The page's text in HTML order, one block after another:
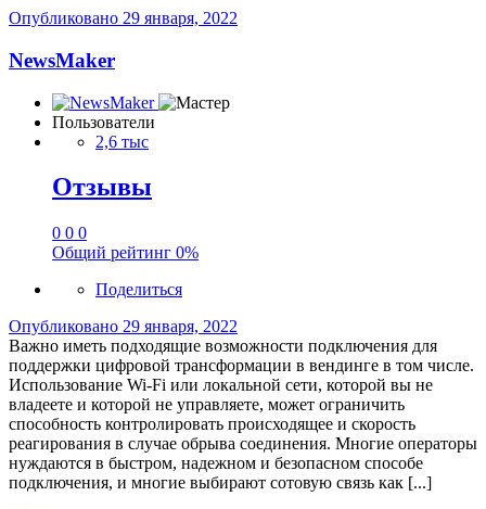
Опубликовано 29 января, 2022
NewsMaker
Пользователи
2,6 тыс
Отзывы
0 0 0
Общий рейтинг 0%
Поделиться
Опубликовано 29 января, 2022
Важно иметь подходящие возможности подключения для
поддержки цифровой трансформации в вендинге в том числе.
Использование Wi-Fi или локальной сети, которой вы не
владеете и которой не управляете, может ограничить
способность контролировать происходящее и скорость
реагирования в случае обрыва соединения. Многие операторы
нуждаются в быстром, надежном и безопасном способе
подключения, и многие выбирают сотовую связь как [...]